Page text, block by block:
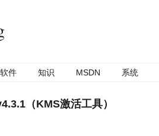
软件 知识 MSDN 系统
（KMS激活工具）